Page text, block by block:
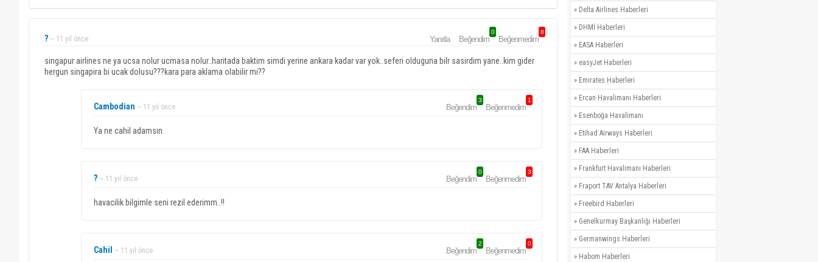
? ~ 11 yıl önce Yanıtla Beğendim
0
Beğenmedim
8
singapur airlines ne ya ucsa nolur ucmasa nolur..haritada baktim simdi yerine ankara kadar var yok..seferi olduguna bilr sasirdim yane..kim gider
hergun singapira bi ucak dolusu???kara para aklama olabilir mi??
Cambodian ~ 11 yıl önce Beğendim
3
Beğenmedim
1
Ya ne cahil adamsın.
? ~ 11 yıl önce Beğendim
0
Beğenmedim
3
havacilik bilgimle seni rezil ederimm..!!
Cahil ~ 11 yıl önce Beğendim
2
Beğenmedim
0
» Delta Airlines Haberleri
» DHMİ Haberleri
» EASA Haberleri
» easyJet Haberleri
» Emirates Haberleri
» Ercan Havalimanı Haberleri
» Esenboğa Havalimanı
» Etihad Airways Haberleri
» FAA Haberleri
» Frankfurt Havalimanı Haberleri
» Fraport TAV Antalya Haberleri
» Freebird Haberleri
» Genelkurmay Başkanlığı Haberleri
» Germanwings Haberleri
» Habom Haberleri